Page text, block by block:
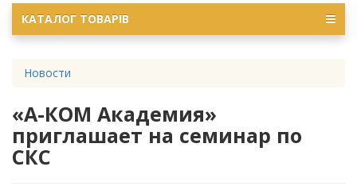
КАТАЛОГ ТОВАРІВ
Новости
«А-КОМ Академия»
приглашает на семинар по
СКС